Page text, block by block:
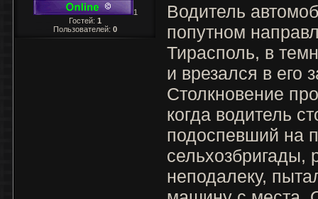
1
Гостей: 1
Пользователей: 0
Водитель
попутном
Тирасполь, в
и врезался в его
Столкновение
когда водитель
подоспевший на
сельхозбригады,
неподалеку,